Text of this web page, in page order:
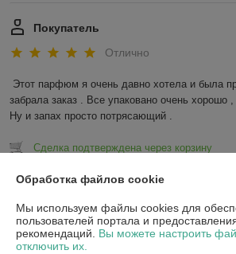
Покупатель
Отлично
Этот парфюм я очень давно хотела и была
забрала заказ . Все упаковано очень хорошо
Ну и запах просто потрясающий .
Сделка подтверждена через корзину
Показать все отзывы
О нас
Обработка файлов cookie
Мы используем файлы cookies для
пользователей портала и
рекомендаций. Вы можете настроить
отключить их.